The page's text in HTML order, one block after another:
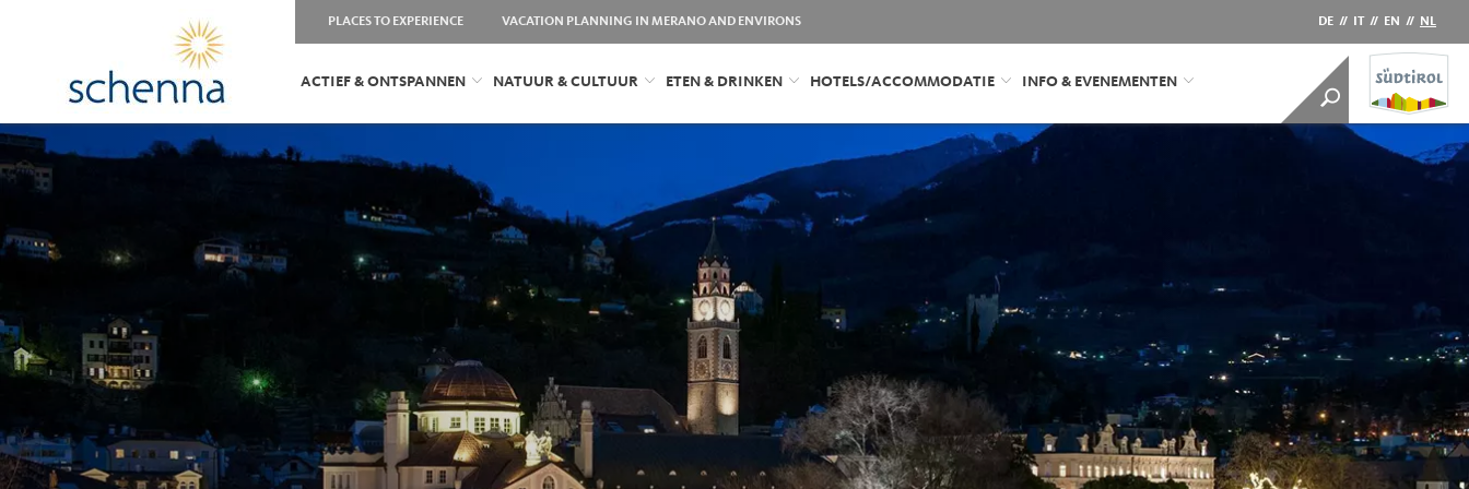
PLACES TO EXPERIENCE VACATION PLANNING IN MERANO AND ENVIRONS DE // IT // EN // NL
ACTIEF & ONTSPANNEN NATUUR & CULTUUR ETEN & DRINKEN HOTELS/ACCOMMODATIE INFO & EVENEMENTEN